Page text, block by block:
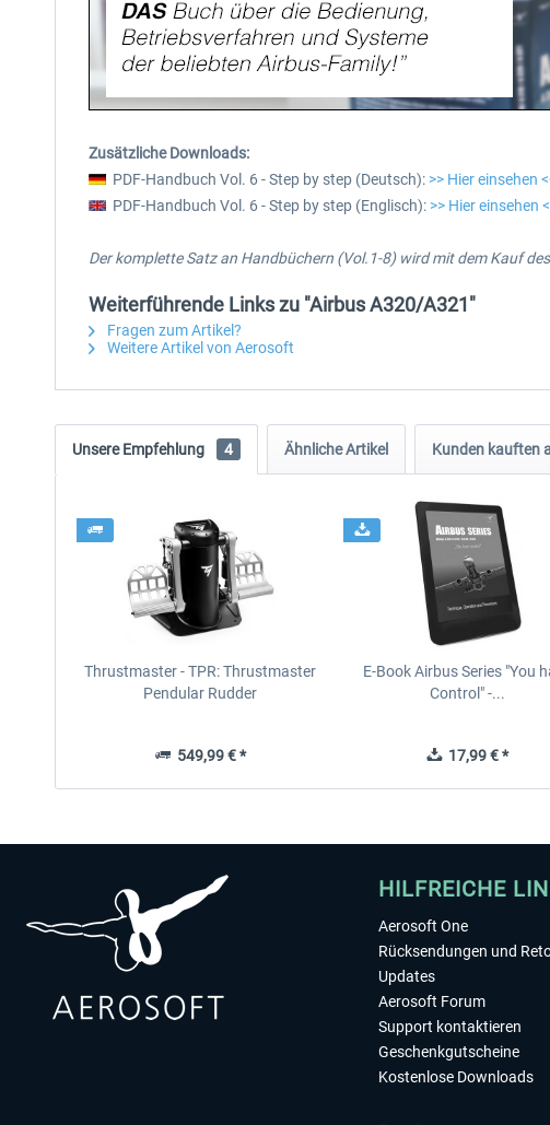
Zusätzliche Downloads:
PDF-Handbuch Vol. 6 - Step by step (Deutsch): >> Hier einsehen
PDF-Handbuch Vol. 6 - Step by step (Englisch): >> Hier einsehen
Der komplette Satz an Handbüchern (Vol.1-8) wird mit dem Kauf
Weiterführende Links zu "Airbus A320/A321"
Fragen zum Artikel?
Weitere Artikel von Aerosoft
Unsere Empfehlung 4 Ähnliche Artikel Kunden kauften
Thrustmaster - TPR: Thrustmaster
Pendular Rudder
549,99 € *
E-Book Airbus Series "You
Control" -...
17,99 € *
HILFREICHE
Aerosoft One
Rücksendungen und
Updates
Aerosoft Forum
Support kontaktieren
Geschenkgutscheine
Kostenlose Downloads